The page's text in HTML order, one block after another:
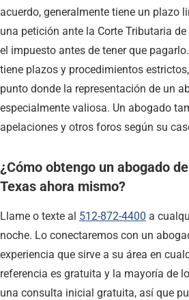
acuerdo, generalmente tiene un plazo
una petición ante la Corte Tributaria de
el impuesto antes de tener que
tiene plazos y procedimientos
punto donde la representación de un
especialmente valiosa. Un abogado
apelaciones y otros foros según su
¿Cómo obtengo un abogado
Texas ahora mismo?
Llame o texte al 512-872-4400 a
noche. Lo conectaremos con un
experiencia que sirve a su área en
referencia es gratuita y la mayoría de
una consulta inicial gratuita, así que